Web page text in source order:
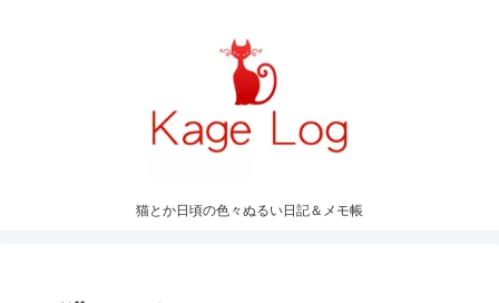
猫とか日頃の色々ぬるい日記＆メモ帳